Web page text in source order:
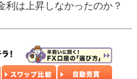
利は上昇しなかったのか？